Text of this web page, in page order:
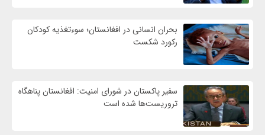
بحران انسانی در افغانستان؛ سوءتغذیه کودکان
رکورد شکست
سفیر پاکستان در شورای امنیت: افغانستان پناهگاه
تروریست‌ها شده است